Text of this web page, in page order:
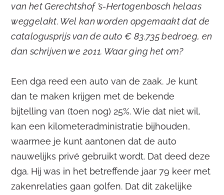
van het Gerechtshof ’s-Hertogenbosch helaas
weggelakt. Wel kan worden opgemaakt dat de
catalogusprijs van de auto € 83.735 bedroeg, en
dan schrijven we 2011. Waar ging het om?
Een dga reed een auto van de zaak. Je kunt
dan te maken krijgen met de bekende
bijtelling van (toen nog) 25%. Wie dat niet wil,
kan een kilometeradministratie bijhouden,
waarmee je kunt aantonen dat de auto
nauwelijks privé gebruikt wordt. Dat deed deze
dga. Hij was in het betreffende jaar 79 keer met
zakenrelaties gaan golfen. Dat dit zakelijke